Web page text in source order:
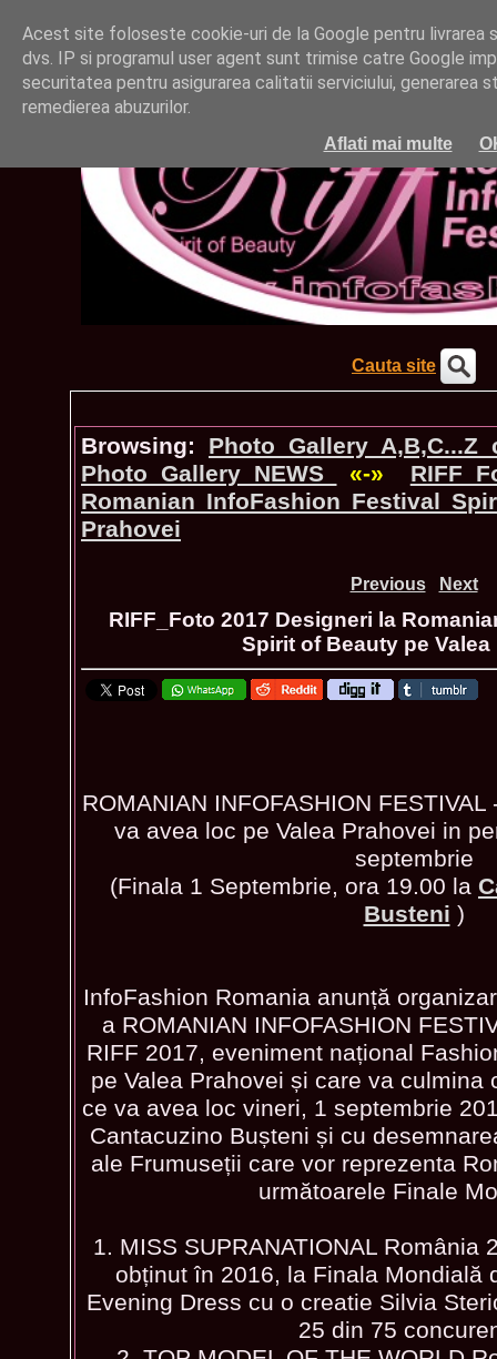
Acest site foloseste cookie-uri de la Google pentru livrarea
dvs. IP si programul user agent sunt trimise catre Google
securitatea pentru asigurarea calitatii serviciului, generarea
remedierea abuzurilor.
Aflati mai multe
Cauta site
Browsing:
Photo_Gallery
Photo_Gallery NEWS
«-»
Romanian InfoFashion Festival
Prahovei
Previous Next
RIFF_Foto 2017 Designeri la
Spirit of Beauty pe Valea
ROMANIAN INFOFASHION
va avea loc pe Valea Prahovei in
septembrie
(Finala 1 Septembrie, ora 19.00 la
Busteni )
InfoFashion Romania anunță
a ROMANIAN INFOFASHION
RIFF 2017, eveniment național
pe Valea Prahovei și care va culmina
ce va avea loc vineri, 1 septembrie
Cantacuzino Bușteni și cu
ale Frumuseții care vor reprezenta
următoarele Finale
1. MISS SUPRANATIONAL România
obținut în 2016, la Finala Mondială
Evening Dress cu o creatie Silvia
25 din 75